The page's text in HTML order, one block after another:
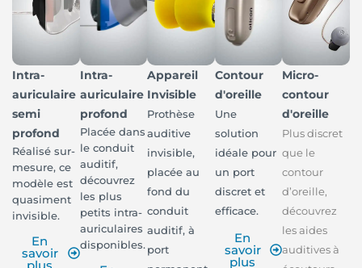
Intra-
auriculaire
semi
profond
Réalisé sur-
mesure, ce
modèle est
quasiment
invisible.
En
savoir
Intra-
auriculaire
profond
Placée dans
le conduit
auditif,
découvrez
les plus
petits intra-
auriculaires
disponibles.
Appareil
Invisible
Prothèse
auditive
invisible,
placée au
fond du
conduit
auditif, à
port
Contour
d'oreille
Une
solution
idéale pour
un port
discret et
efficace.
En
savoir
plus
Micro-
contour
d'oreille
Plus discret
que le
contour
d’oreille,
découvrez
les aides
auditives à